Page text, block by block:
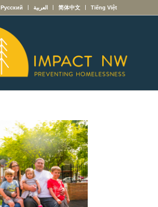
Русский العربية 简体中文 Tiếng Việt